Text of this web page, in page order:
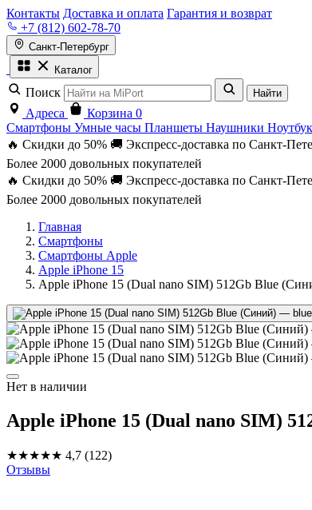
Контакты Доставка и оплата Гарантия и возврат
+7 (812) 602-78-70
Санкт-Петербург
Каталог
Поиск Найти
Адреса Корзина 0
Смартфоны Умные часы Планшеты Наушники
🔥 Скидки до 50% 🚚 Экспресс-доставка по Санкт-
Более 2000 довольных покупателей
🔥 Скидки до 50% 🚚 Экспресс-доставка по Санкт-
Более 2000 довольных покупателей
Главная
Смартфоны
Смартфоны Apple
Apple iPhone 15
Apple iPhone 15 (Dual nano SIM) 512Gb Blue
Нет в наличии
Apple iPhone 15 (Dual nano SIM)
★★★★★ 4,7 (122)
Отзывы